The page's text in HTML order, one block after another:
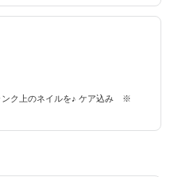
ンク上のネイルを♪ ケア込み ※